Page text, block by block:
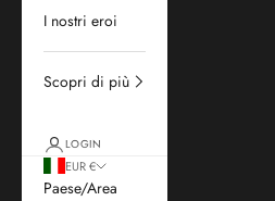
I nostri eroi
Scopri di più
LOGIN
EUR €
Paese/Area